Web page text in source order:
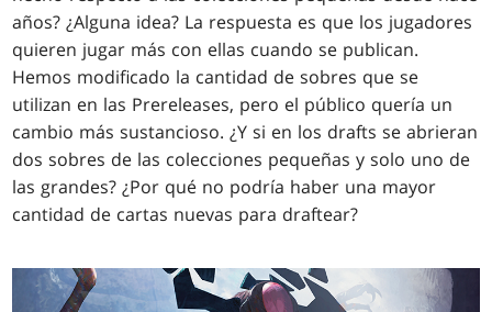
años? ¿Alguna idea? La respuesta es que los jugadores
quieren jugar más con ellas cuando se publican.
Hemos modificado la cantidad de sobres que se
utilizan en las Prereleases, pero el público quería un
cambio más sustancioso. ¿Y si en los drafts se abrieran
dos sobres de las colecciones pequeñas y solo uno de
las grandes? ¿Por qué no podría haber una mayor
cantidad de cartas nuevas para draftear?